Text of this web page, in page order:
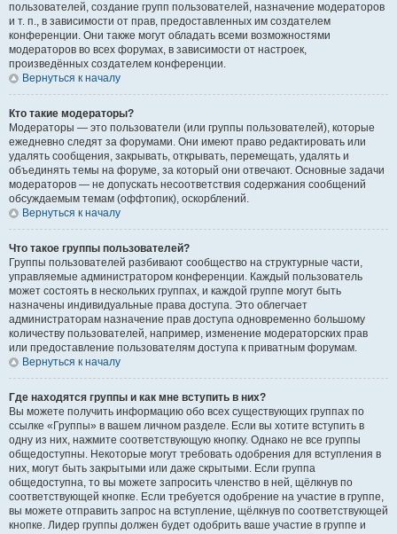
пользователей, создание групп пользователей, назначение модераторов
и т. п., в зависимости от прав, предоставленных им создателем
конференции. Они также могут обладать всеми возможностями
модераторов во всех форумах, в зависимости от настроек,
произведённых создателем конференции.
Вернуться к началу
Кто такие модераторы?
Модераторы — это пользователи (или группы пользователей), которые
ежедневно следят за форумами. Они имеют право редактировать или
удалять сообщения, закрывать, открывать, перемещать, удалять и
объединять темы на форуме, за который они отвечают. Основные задачи
модераторов — не допускать несоответствия содержания сообщений
обсуждаемым темам (оффтопик), оскорблений.
Вернуться к началу
Что такое группы пользователей?
Группы пользователей разбивают сообщество на структурные части,
управляемые администратором конференции. Каждый пользователь
может состоять в нескольких группах, и каждой группе могут быть
назначены индивидуальные права доступа. Это облегчает
администраторам назначение прав доступа одновременно большому
количеству пользователей, например, изменение модераторских прав
или предоставление пользователям доступа к приватным форумам.
Вернуться к началу
Где находятся группы и как мне вступить в них?
Вы можете получить информацию обо всех существующих группах по
ссылке «Группы» в вашем личном разделе. Если вы хотите вступить в
одну из них, нажмите соответствующую кнопку. Однако не все группы
общедоступны. Некоторые могут требовать одобрения для вступления в
них, могут быть закрытыми или даже скрытыми. Если группа
общедоступна, то вы можете запросить членство в ней, щёлкнув по
соответствующей кнопке. Если требуется одобрение на участие в группе,
вы можете отправить запрос на вступление, щёлкнув по соответствующей
кнопке. Лидер группы должен будет одобрить ваше участие в группе и